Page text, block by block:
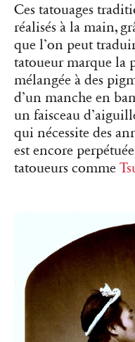
Ces tatouages
réalisés à la main,
que l’on peut
tatoueur marque la
mélangée à des
d’un manche en
un faisceau
qui nécessite des
est encore
tatoueurs comme